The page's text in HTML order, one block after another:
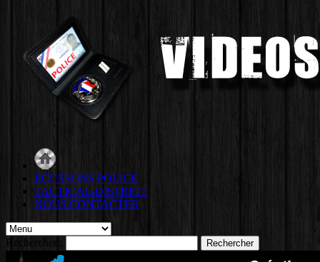
ECUSSONS POLICE
TACTICAL-DISTRICT
NOUS CONTACTER
Rechercher :